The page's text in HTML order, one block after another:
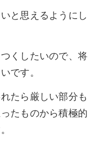
と思えるようにし
くしたいので、将
です。
たら厳しい部分も
たものから積極的